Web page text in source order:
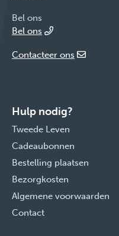
Bel ons
Bel ons
Contacteer ons
Hulp nodig?
Tweede Leven
Cadeaubonnen
Bestelling plaatsen
Bezorgkosten
Algemene voorwaarden
Contact